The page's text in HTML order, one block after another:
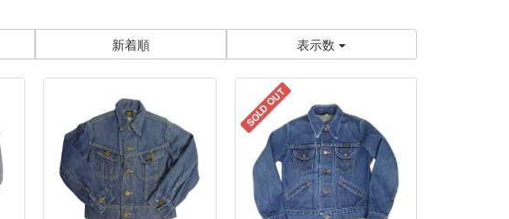
新着順 表示数
SOLD OUT